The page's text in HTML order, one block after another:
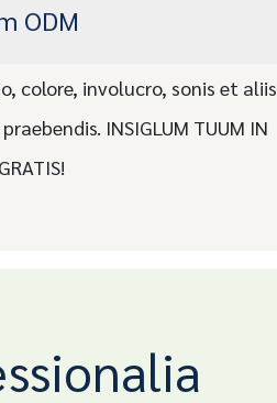
ODM
colore, involucro, sonis et aliis
INSIGLUM TUUM IN